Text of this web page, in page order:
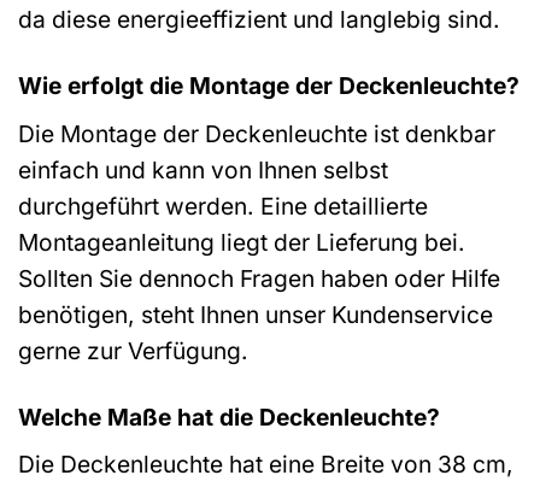
da diese energieeffizient und langlebig sind.
Wie erfolgt die Montage der Deckenleuchte?
Die Montage der Deckenleuchte ist denkbar
einfach und kann von Ihnen selbst
durchgeführt werden. Eine detaillierte
Montageanleitung liegt der Lieferung bei.
Sollten Sie dennoch Fragen haben oder Hilfe
benötigen, steht Ihnen unser Kundenservice
gerne zur Verfügung.
Welche Maße hat die Deckenleuchte?
Die Deckenleuchte hat eine Breite von 38 cm,